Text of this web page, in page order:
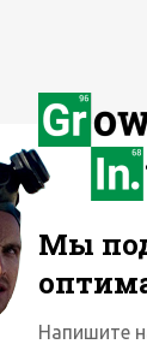
Мы
Напишите